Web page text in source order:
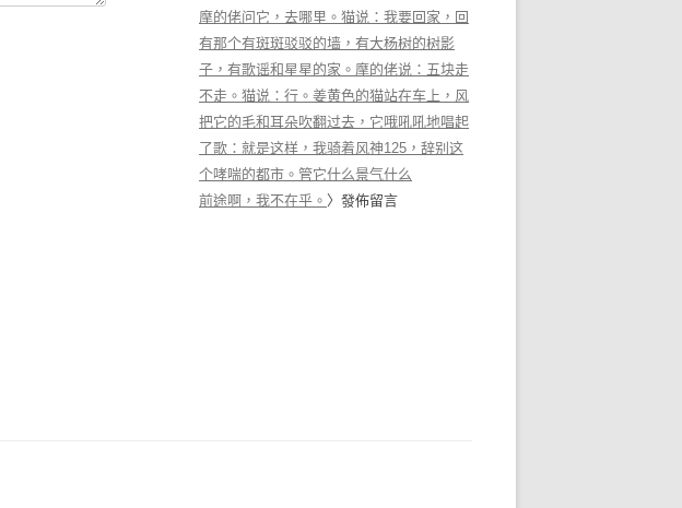
摩的佬问它，去哪里。猫说：我要回家，回
有那个有斑斑驳驳的墙，有大杨树的树影
子，有歌谣和星星的家。摩的佬说：五块走
不走。猫说：行。姜黄色的猫站在车上，风
把它的毛和耳朵吹翻过去，它哦吼吼地唱起
了歌：就是这样，我骑着风神125，辞别这
个哮喘的都市。管它什么景气什么
前途啊，我不在乎。 〉發佈留言